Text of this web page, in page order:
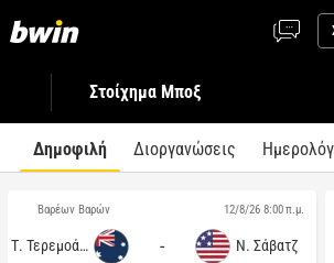
Στοίχημα Μποξ
Δημοφιλή Διοργανώσεις
Βαρέων Βαρών 12/8/26 8:00 π.μ.
Τ. Τερεμοάνα - Ν. Σάβατζ